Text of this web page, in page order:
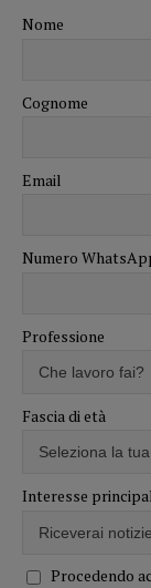
Nome
Cognome
Email
Numero
Professione
Fascia di età
Interesse
Procedendo